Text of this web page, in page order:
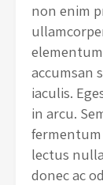
non enim
accumsan
iaculis.
in arcu.
fermentum
lectus
donec ac